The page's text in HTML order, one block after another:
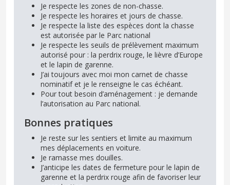
Je respecte les zones de non-chasse.
Je respecte les horaires et jours de chasse.
Je respecte la liste des espèces dont la chasse
est autorisée par le Parc national
Je respecte les seuils de prélèvement maximum
autorisé pour : la perdrix rouge, le lièvre d’Europe
et le lapin de garenne.
J’ai toujours avec moi mon carnet de chasse
nominatif et je le renseigne le cas échéant.
Pour tout besoin d’aménagement : je demande
l’autorisation au Parc national.
Bonnes pratiques
Je reste sur les sentiers et limite au maximum
mes déplacements en voiture.
Je ramasse mes douilles.
J’anticipe les dates de fermeture pour le lapin de
garenne et la perdrix rouge afin de favoriser leur